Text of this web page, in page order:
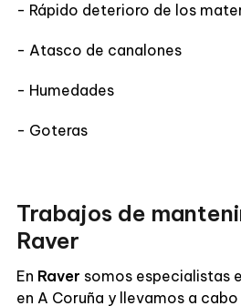
- Rápido deterioro de los
- Atasco de canalones
- Humedades
- Goteras
Trabajos de
Raver
En Raver somos especialistas
en A Coruña y llevamos a